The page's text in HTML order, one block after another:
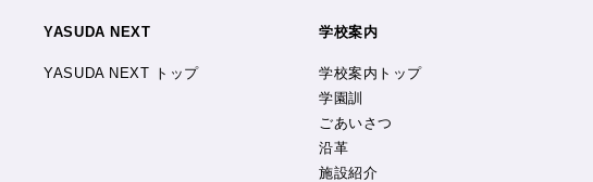
YASUDA NEXT
YASUDA NEXT トップ
学校案内
学校案内トップ
学園訓
ごあいさつ
沿革
施設紹介